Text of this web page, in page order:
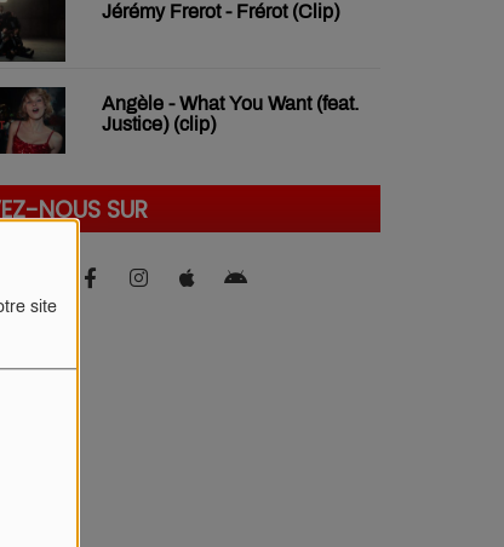
site
Jérémy Frerot - Frérot (Clip)
Angèle - What You Want (feat.
Justice) (clip)
NOUS SUR